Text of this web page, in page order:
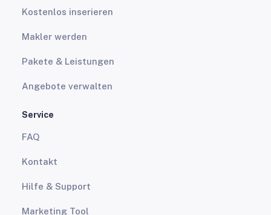
Kostenlos inserieren
Makler werden
Pakete & Leistungen
Angebote verwalten
Service
FAQ
Kontakt
Hilfe & Support
Marketing Tool